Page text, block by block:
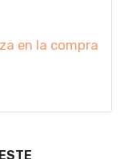
en la compra